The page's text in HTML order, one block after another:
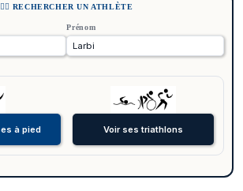
🏃‍♂️ RECHERCHER UN ATHLÈTE
Prénom